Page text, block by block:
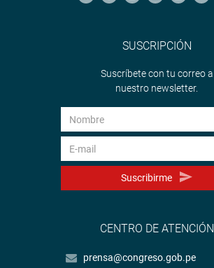
SUSCRIPCIÓN
Suscríbete con tu correo a
nuestro newsletter.
Suscribirme
CENTRO DE ATENCIÓN
prensa@congreso.gob.pe